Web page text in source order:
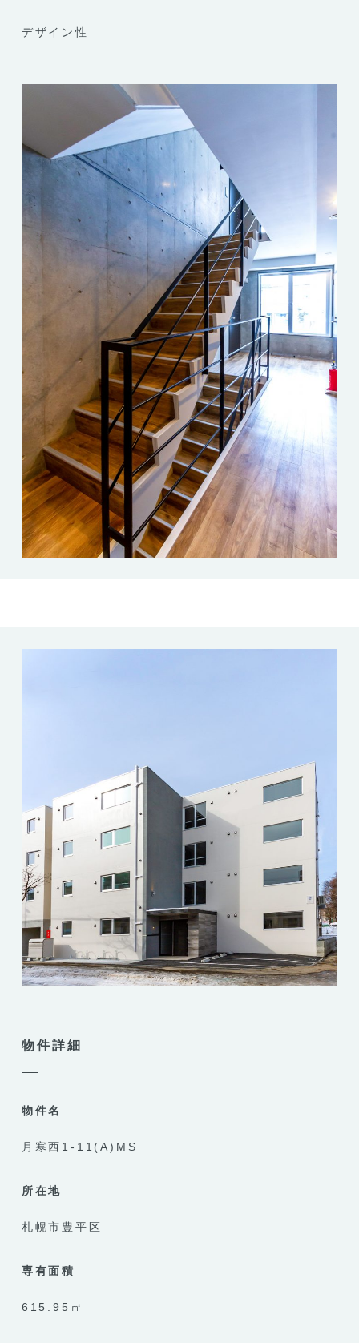
デザイン性
物件詳細
物件名
月寒西1-11(A)MS
所在地
札幌市豊平区
専有面積
615.95㎡